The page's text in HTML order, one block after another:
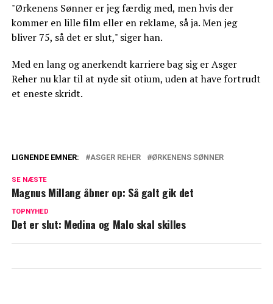
"Ørkenens Sønner er jeg færdig med, men hvis der
kommer en lille film eller en reklame, så ja. Men jeg
bliver 75, så det er slut," siger han.
Med en lang og anerkendt karriere bag sig er Asger
Reher nu klar til at nyde sit otium, uden at have fortrudt
et eneste skridt.
set Halle Berry før
nyt: "Nu er tiden kommet"
LIGNENDE EMNER: ASGER REHER ØRKENENS SØNNER
SE NÆSTE
Magnus Millang åbner op: Så galt gik det
TOPNYHED
Det er slut: Medina og Malo skal skilles